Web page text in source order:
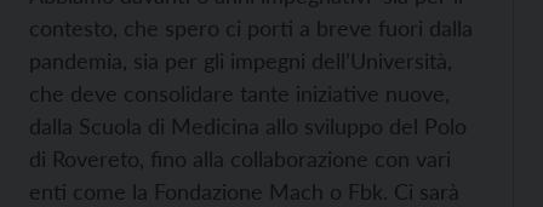
contesto, che spero ci porti a breve fuori dalla
pandemia, sia per gli impegni dell’Università,
che deve consolidare tante iniziative nuove,
dalla Scuola di Medicina allo sviluppo del Polo
di Rovereto, fino alla collaborazione con vari
enti come la Fondazione Mach o Fbk. Ci sarà